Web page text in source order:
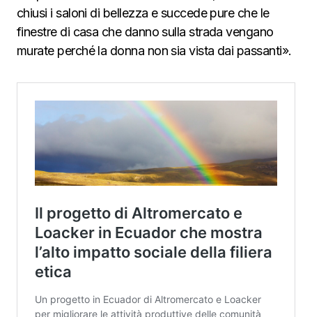
chiusi i saloni di bellezza e succede pure che le
finestre di casa che danno sulla strada vengano
murate perché la donna non sia vista dai passanti».